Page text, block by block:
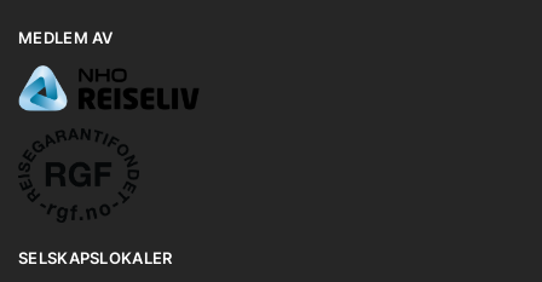
MEDLEM AV
SELSKAPSLOKALER